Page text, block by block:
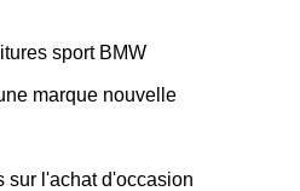
sport BMW
marque nouvelle
sur l'achat d'occasion